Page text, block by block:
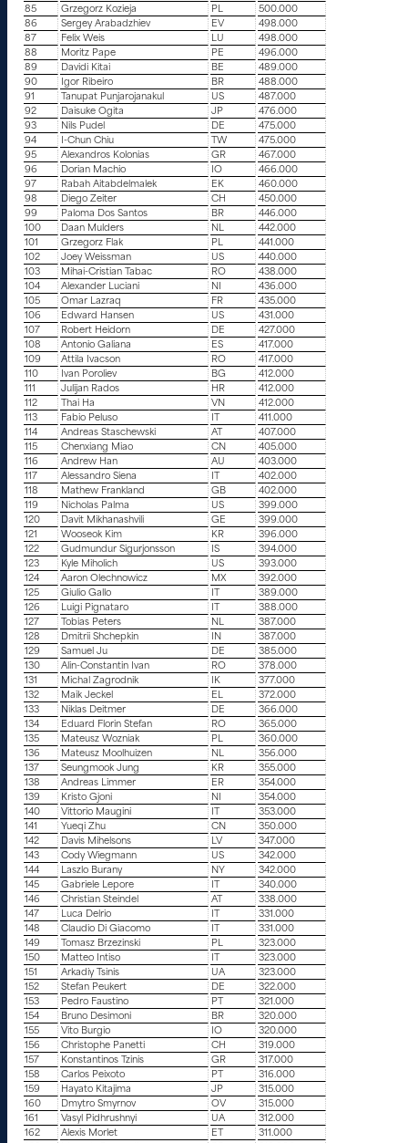
85 Grzegorz Kozieja PL
500.000
86
Sergey Arabadzhiev EV
498.000
87
Felix Weis LU
498.000
88
Moritz Pape PE
496.000
89
Davidi Kitai BE
489.000
90
Igor Ribeiro BR
488.000
91
Tanupat Punjarojanakul US
487.000
92
Daisuke Ogita JP
476.000
93
Nils Pudel DE
475.000
94
I-Chun Chiu TW
475.000
95
Alexandros Kolonias GR
467.000
96
Dorian Machio IO
466.000
97
Rabah Aitabdelmalek EK
460.000
98
Diego Zeiter CH
450.000
99
Paloma Dos Santos BR
446.000
100
Daan Mulders NL
442.000
101
Grzegorz Flak PL
441.000
102
Joey Weissman US
440.000
103
Mihai-Cristian Tabac RO
438.000
104
Alexander Luciani NI
436.000
105
Omar Lazraq FR
435.000
106
Edward Hansen US
431.000
107
Robert Heidorn DE
427.000
108
Antonio Galiana ES
417.000
109
Attila Ivacson RO
417.000
110
Ivan Poroliev BG
412.000
111
Julijan Rados HR
412.000
112
Thai Ha VN
412.000
113
Fabio Peluso
411.000
114
Andreas Staschewski AT
407.000
115
Chenxiang Miao CN
405.000
116
Andrew Han AU
403.000
117
Alessandro Siena
402.000
118
Mathew Frankland GB
402.000
119
Nicholas Palma US
399.000
120
Davit Mikhanashvili GE
399.000
121
Wooseok Kim KR
396.000
122
Gudmundur Sigurjonsson IS
394.000
123
Kyle Miholich US
393.000
124
Aaron Olechnowicz MX
392.000
125
Giulio Gallo
389.000
126
Luigi Pignataro
388.000
127
Tobias Peters NL
387.000
128
Dmitrii Shchepkin IN
387.000
129
Samuel Ju DE
385.000
130
Alin-Constantin Ivan RO
378.000
131
Michal Zagrodnik IK
377.000
132
Maik Jeckel EL
372.000
133
Niklas Deitmer DE
366.000
134
Eduard Florin Stefan RO
365.000
135
Mateusz Wozniak PL
360.000
136
Mateusz Moolhuizen NL
356.000
137
Seungmook Jung KR
355.000
138
Andreas Limmer ER
354.000
139
Kristo Gjoni NI
354.000
140
Vittorio Maugini
353.000
141
Yueqi Zhu CN
350.000
142
Davis Mihelsons LV
347.000
143
Cody Wiegmann US
342.000
144
Laszlo Burany NY
342.000
145
Gabriele Lepore
340.000
146
Christian Steindel AT
338.000
147
Luca Delrio
331.000
148
Claudio Di Giacomo
331.000
149
Tomasz Brzezinski PL
323.000
150
Matteo Intiso
323.000
151
Arkadiy Tsinis UA
323.000
152
Stefan Peukert DE
322.000
153
Pedro Faustino PT
321.000
154
Bruno Desimoni BR
320.000
155
Vito Burgio IO
320.000
156
Christophe Panetti CH
319.000
157
Konstantinos Tzinis GR
317.000
158
Carlos Peixoto PT
316.000
159
Hayato Kitajima JP
315.000
160
Dmytro Smyrnov OV
315.000
161
Vasyl Pidhrushnyi UA
312.000
162
Alexis Morlet ET
311.000